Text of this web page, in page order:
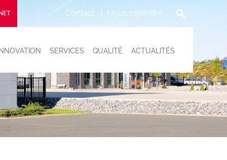
Contact Nous rejoindre
SERVICES QUALITÉ ACTUALITÉS